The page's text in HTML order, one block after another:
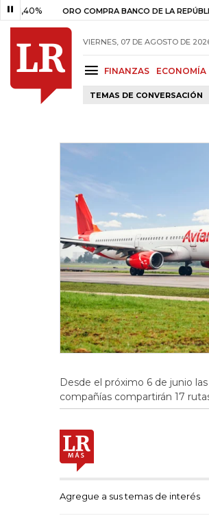
ORO COMPRA BANCO DE LA REPÚBLICA $
VIERNES, 07 DE AGOSTO DE
FINANZAS ECONOMÍA
TEMAS DE CONVERSACIÓN
Desde el próximo 6 de junio
compañías compartirán 17
Agregue a sus temas de interés